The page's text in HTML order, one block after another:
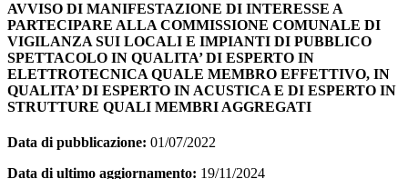
AVVISO DI MANIFESTAZIONE DI INTERESSE A
PARTECIPARE ALLA COMMISSIONE COMUNALE DI
VIGILANZA SUI LOCALI E IMPIANTI DI PUBBLICO
SPETTACOLO IN QUALITA’ DI ESPERTO IN
ELETTROTECNICA QUALE MEMBRO EFFETTIVO, IN
QUALITA’ DI ESPERTO IN ACUSTICA E DI ESPERTO IN
STRUTTURE QUALI MEMBRI AGGREGATI
Data di pubblicazione: 01/07/2022
Data di ultimo aggiornamento: 19/11/2024